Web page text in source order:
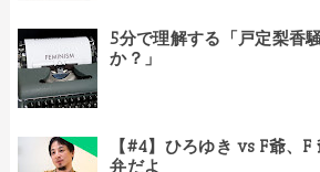
5分で理解する「戸定梨香
か？」
【#4】ひろゆき vs F爺、
弁だよ